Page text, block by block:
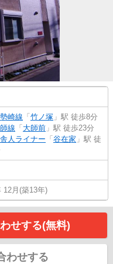
崎線 「 竹ノ塚 」駅 徒歩8分
線 「 大師前 」駅 徒歩23分
人ライナー 「 谷在家 」駅 徒
12月(築13年)
せする(無料)
わせする